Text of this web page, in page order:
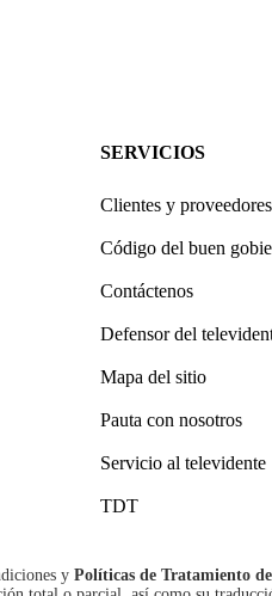
SERVICIOS
Clientes y proveedores
Código del buen
Contáctenos
Defensor del
Mapa del sitio
Pauta con nosotros
Servicio al televidente
TDT
y Políticas de Tratamiento